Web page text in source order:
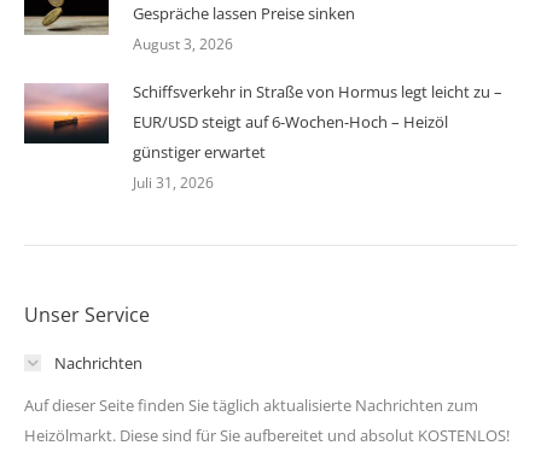
Gespräche lassen Preise sinken
August 3, 2026
Schiffsverkehr in Straße von Hormus legt leicht zu –
EUR/USD steigt auf 6-Wochen-Hoch – Heizöl
günstiger erwartet
Juli 31, 2026
Unser Service
Nachrichten
Auf dieser Seite finden Sie täglich aktualisierte Nachrichten zum
Heizölmarkt. Diese sind für Sie aufbereitet und absolut KOSTENLOS!